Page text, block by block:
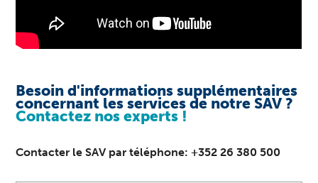
Besoin d'informations supplémentaires
concernant les services de notre SAV ?
Contactez nos experts !
Contacter le SAV par téléphone:+352 26 380 500